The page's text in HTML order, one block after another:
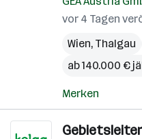
vor 4 Tagen
Wien, Thalgau
ab 140.000 €
Merken